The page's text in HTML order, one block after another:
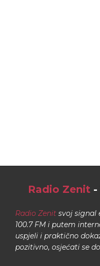
Radio Zenit -
Radio Zenit svoj signal
100.7 FM i putem
uspjeli i praktično
pozitivno, osjećati se